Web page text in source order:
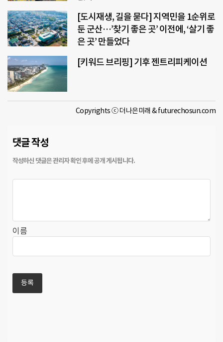
[도시재생, 길을 묻다] 지역민을 1순위로
둔 군산…’찾기 좋은 곳’ 이전에, ‘살기 좋
은 곳’ 만들었다
[키워드 브리핑] 기후 젠트리피케이션
Copyrights ⓒ 더나은미래 & futurechosun.com
댓글 작성
이름